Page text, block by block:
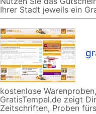
Ihrer Stadt jeweils ein
kostenlose
GratisTempel.de zeigt
Zeitschriften, Proben